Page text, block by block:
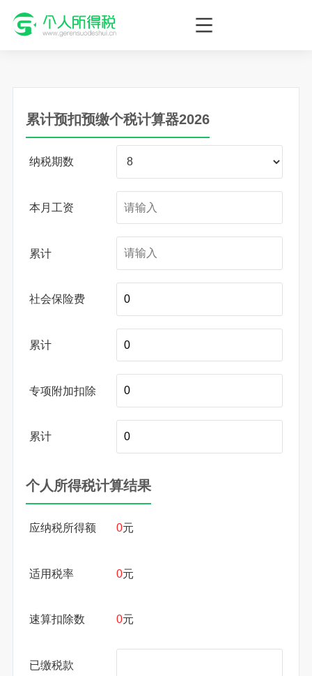
个人所得税网，最新个税资讯平台，您的个税管理专家！
累计预扣预缴个税计算器2026
纳税期数
本月工资
累计
社会保险费
累计
专项附加扣除
累计
个人所得税计算结果
应纳税所得额 0元
适用税率 0元
速算扣除数 0元
已缴税款